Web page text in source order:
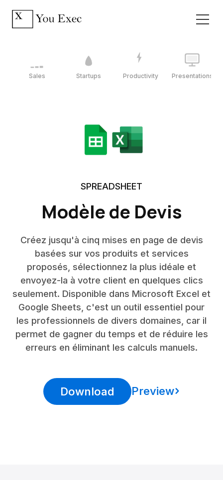
Sales Startups Productivity Presentations
SPREADSHEET
Modèle de Devis
Créez jusqu'à cinq mises en page de devis
basées sur vos produits et services
proposés, sélectionnez la plus idéale et
envoyez-la à votre client en quelques clics
seulement. Disponible dans Microsoft Excel et
Google Sheets, c'est un outil essentiel pour
les professionnels de divers domaines, car il
permet de gagner du temps et de réduire les
erreurs en éliminant les calculs manuels.
Download Preview